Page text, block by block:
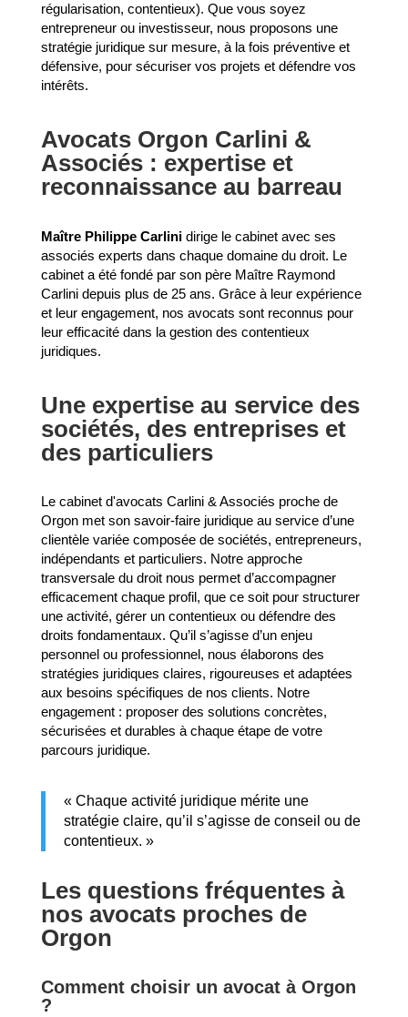
régularisation, contentieux). Que vous soyez
entrepreneur ou investisseur, nous proposons une
stratégie juridique sur mesure, à la fois préventive et
défensive, pour sécuriser vos projets et défendre vos
intérêts.
Avocats Orgon Carlini &
Associés : expertise et
reconnaissance au barreau
Maître Philippe Carlinidirige le cabinet avec ses
associés experts dans chaque domaine du droit. Le
cabinet a été fondé par son père Maître Raymond
Carlini depuis plus de 25 ans. Grâce à leur expérience
et leur engagement, nos avocats sont reconnus pour
leur efficacité dans la gestion des contentieux
juridiques.
Une expertise au service des
sociétés, des entreprises et
des particuliers
Le cabinet d'avocats Carlini & Associés proche de
Orgon met son savoir-faire juridique au service d’une
clientèle variée composée de sociétés, entrepreneurs,
indépendants et particuliers. Notre approche
transversale du droit nous permet d’accompagner
efficacement chaque profil, que ce soit pour structurer
une activité, gérer un contentieux ou défendre des
droits fondamentaux. Qu’il s’agisse d’un enjeu
personnel ou professionnel, nous élaborons des
stratégies juridiques claires, rigoureuses et adaptées
aux besoins spécifiques de nos clients. Notre
engagement : proposer des solutions concrètes,
sécurisées et durables à chaque étape de votre
parcours juridique.
« Chaque activité juridique mérite une
stratégie claire, qu’il s’agisse de conseil ou de
contentieux. »
Les questions fréquentes à
nos avocats proches de
Orgon
Comment choisir un avocat à Orgon
?